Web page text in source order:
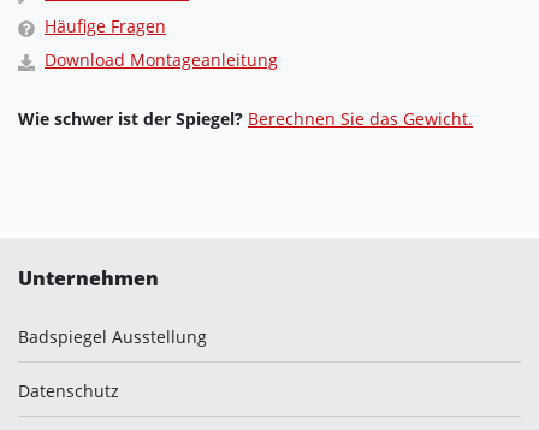
Häufige Fragen
Download Montageanleitung
Wie schwer ist der Spiegel? Berechnen Sie das Gewicht.
Unternehmen
Badspiegel Ausstellung
Datenschutz